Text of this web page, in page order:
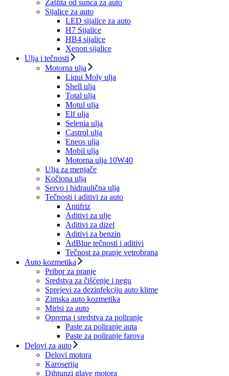
Zaštita od sunca za auto
Sijalice za auto
LED sijalice za auto
H7 Sijalice
HB4 sijalice
Xenon sijalice
Ulja i tečnosti
Motorna ulja
Liqui Moly ulja
Shell ulja
Total ulja
Motul ulja
Elf ulja
Selenia ulja
Castrol ulja
Eneos ulja
Mobil ulja
Motorna ulja 10W40
Ulja za menjače
Kočiona ulja
Servo i hidraulična ulja
Tečnosti i aditivi za auto
Antifriz
Aditivi za ulje
Aditivi za dizel
Aditivi za benzin
AdBlue tečnosti i aditivi
Tečnost za pranje vetrobrana
Auto kozmetika
Pribor za pranje
Sredstva za čišćenje i negu
Sprejevi za dezinfekciju auto klime
Zimska auto kozmetika
Mirisi za auto
Oprema i sredstva za poliranje
Paste za poliranje auta
Paste za poliranje farova
Delovi za auto
Delovi motora
Karoserija
Dihtunzi glave motora